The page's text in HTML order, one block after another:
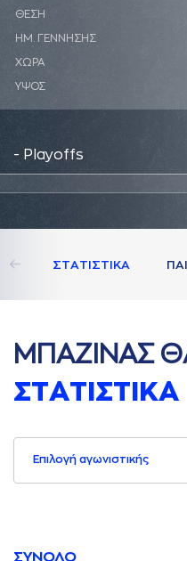
ΘΕΣΗ
ΗΜ. ΓΕΝΝΗΣΗΣ
ΧΩΡΑ
ΥΨΟΣ
- Playoffs
ΣΤAΤΙΣΤΙΚA
ΜΠAΖΙΝAΣ
ΣΤAΤΙΣΤΙΚA
Επιλογή αγωνιστικής
ΣΥΝΟΛΟ